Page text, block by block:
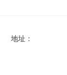
地址：